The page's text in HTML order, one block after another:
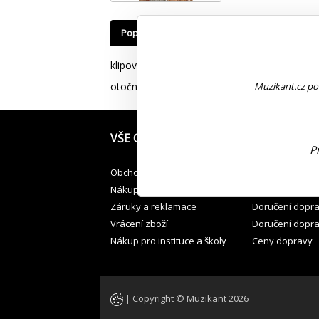
Popis
klipová konstrukce
otočný o 360 stupnů . Nastavovací na různé
VŠE O NÁKUPU
Obchodní podmínky
Nákup na splátky
Záruky a reklamace
Vrácení zboží
Nákup pro instituce a školy
Doručení
Doručení
Ceny dopravy
| Copyright © Muzikant 2026
Muzikant.cz